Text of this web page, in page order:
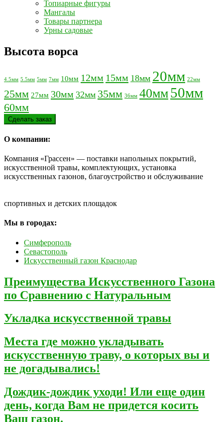
Топиарные фигуры
Мангалы
Товары партнера
Урны садовые
Высота ворса
4.5мм 5.5мм 5мм 7мм 10мм 12мм 15мм 18мм 20мм 22мм
25мм 27мм 30мм 32мм 35мм 36мм 40мм50мм
60мм
Сделать заказ
О компании:
Компания «Грассен» — поставки напольных покрытий,
искусственной травы, комплектующих, установка
искусственных газонов, благоустройство и обслуживание
спортивных и детских площадок
Мы в городах:
Симферополь
Севастополь
Искусственный газон Краснодар
Преимущества Искусственного Газона
по Сравнению с Натуральным
Укладка искусственной травы
Места где можно укладывать
искусственную траву, о которых вы и
не догадывались!
Дождик-дождик уходи! Или еще один
день, когда Вам не придется косить
Ваш газон.